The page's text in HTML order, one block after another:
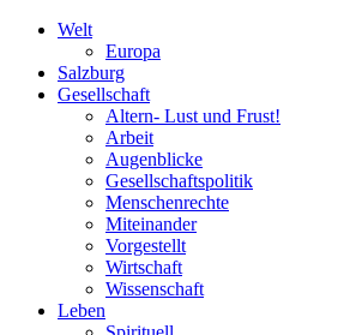
Welt
Europa
Salzburg
Gesellschaft
Altern- Lust und Frust!
Arbeit
Augenblicke
Gesellschaftspolitik
Menschenrechte
Miteinander
Vorgestellt
Wirtschaft
Wissenschaft
Leben